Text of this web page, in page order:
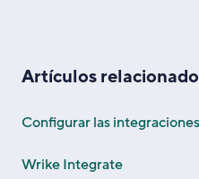
Artículos
Configurar las
Wrike Integrate